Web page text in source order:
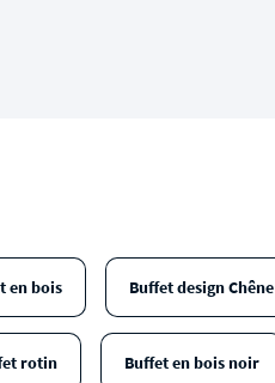
en bois Buffet design Chêne
rotin Buffet en bois noir